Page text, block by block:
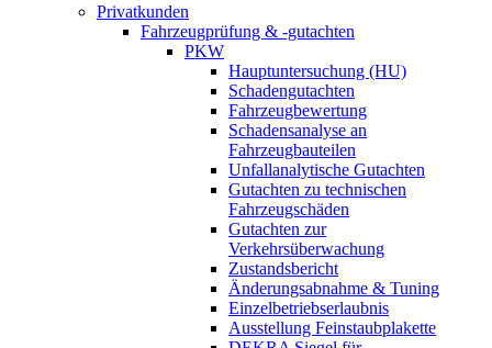
Privatkunden
Fahrzeugprüfung & -gutachten
PKW
Hauptuntersuchung (HU)
Schadengutachten
Fahrzeugbewertung
Schadensanalyse an
Fahrzeugbauteilen
Unfallanalytische Gutachten
Gutachten zu technischen
Fahrzeugschäden
Gutachten zur
Verkehrsüberwachung
Zustandsbericht
Änderungsabnahme & Tuning
Einzelbetriebserlaubnis
Ausstellung Feinstaubplakette